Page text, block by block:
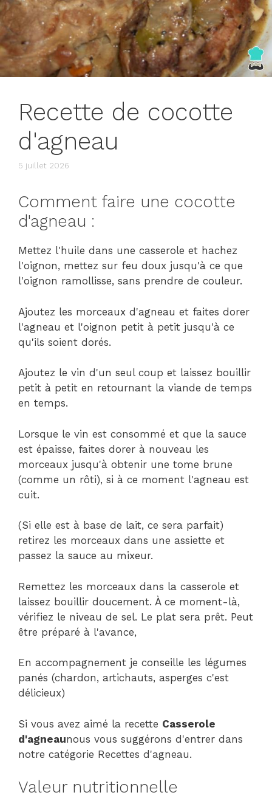
Recette de cocotte
d'agneau
5 juillet 2026
Comment faire une cocotte
d'agneau :
Mettez l'huile dans une casserole et hachez
l'oignon, mettez sur feu doux jusqu'à ce que
l'oignon ramollisse, sans prendre de couleur.
Ajoutez les morceaux d'agneau et faites dorer
l'agneau et l'oignon petit à petit jusqu'à ce
qu'ils soient dorés.
Ajoutez le vin d'un seul coup et laissez bouillir
petit à petit en retournant la viande de temps
en temps.
Lorsque le vin est consommé et que la sauce
est épaisse, faites dorer à nouveau les
morceaux jusqu'à obtenir une tome brune
(comme un rôti), si à ce moment l'agneau est
cuit.
(Si elle est à base de lait, ce sera parfait)
retirez les morceaux dans une assiette et
passez la sauce au mixeur.
Remettez les morceaux dans la casserole et
laissez bouillir doucement. À ce moment-là,
vérifiez le niveau de sel. Le plat sera prêt. Peut
être préparé à l'avance,
En accompagnement je conseille les légumes
panés (chardon, artichauts, asperges c'est
délicieux)
Si vous avez aimé la recette Casserole
d'agneaunous vous suggérons d'entrer dans
notre catégorie Recettes d'agneau.
Valeur nutritionnelle